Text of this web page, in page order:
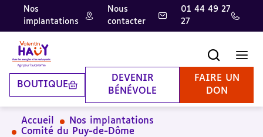
Aller
contenu
principal
Aller
pied
de
page
Aller
la
recherche
Nos
implantations
Nous
contacter
01 44 49 27
27
BOUTIQUE
DEVENIR
BÉNÉVOLE
FAIRE UN
DON
Accueil
Nos implantations
Comité du Puy-de-Dôme